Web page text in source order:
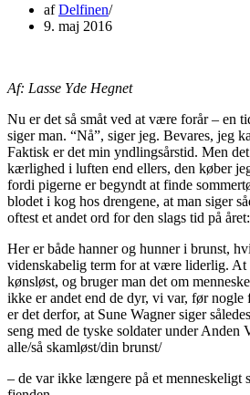
afDelfinen
9. maj 2016
Af: Lasse Yde Hegnet
Nu er det så småt ved at være forår – en
siger man. “Nå”, siger jeg. Bevares, jeg
Faktisk er det min yndlingsårstid. Men
kærlighed i luften end ellers, den køber
fordi pigerne er begyndt at finde
blodet i kog hos drengene, at man siger
oftest et andet ord for den slags tid på
Her er både hanner og hunner i brunst,
videnskabelig term for at være liderlig.
kønsløst, og bruger man det om
ikke er andet end de dyr, vi var, før nogle
er det derfor, at Sune Wagner siger
seng med de tyske soldater under Anden
alle/så skamløst/din brunst/
– de var ikke længere på et menneskeligt